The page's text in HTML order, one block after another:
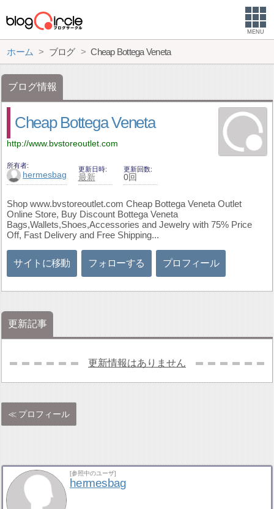
MENU
ホーム ブログ Cheap Bottega Veneta
ブログ情報
Cheap Bottega Veneta
http://www.bvstoreoutlet.com
所有者
hermesbag
更新日時
最新
更新回数
0回
Shop www.bvstoreoutlet.com Cheap Bottega Veneta Outlet
Online Store, Buy Discount Bottega Veneta
Bags,Wallets,Shoes,Accessories and Jewelry with 75% Price
Off, Fast Delivery and Free Shipping...
サイトに移動 フォローする プロフィール
更新記事
更新情報はありません
プロフィール
[参照中のユーザ]
hermesbag